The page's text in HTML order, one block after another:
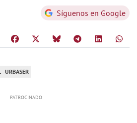
Síguenos en Google
URBASER